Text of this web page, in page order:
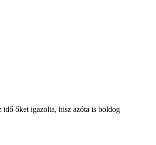
őket igazolta, hisz azóta is boldog